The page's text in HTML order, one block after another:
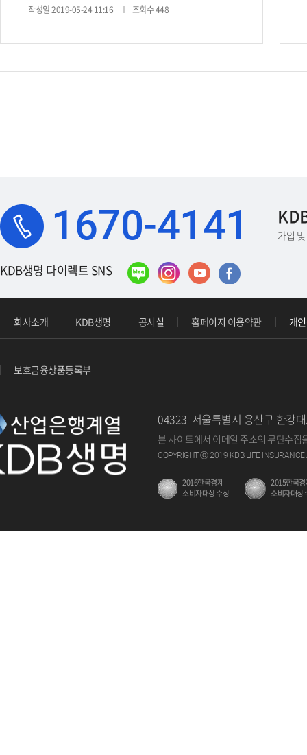
작성일 2019-05-24 11:16 조회수 448
1670-4141 가입
KDB생명 다이렉트 SNS
회사소개 KDB생명 공시실 홈페이지 이용약관 개
보호금융상품등록부
04323 서울특별시 용산구 한강
본 사이트에서 이메일 주소의 무단수집
COPYRIGHT ⓒ 2019 KDB LIFE INSURANCE
2016한국경제
소비자대상 수상
2015한국
소비자대상